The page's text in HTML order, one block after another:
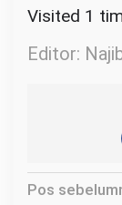
Visited 1
Editor:
N
Pos